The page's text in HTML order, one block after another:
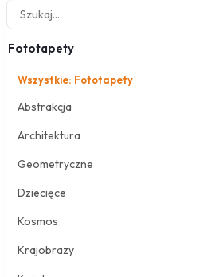
Fototapety
Wszystkie: Fototapety
Abstrakcja
Architektura
Geometryczne
Dziecięce
Kosmos
Krajobrazy